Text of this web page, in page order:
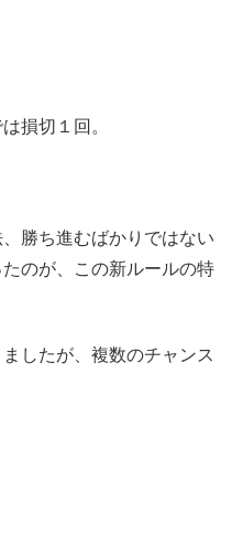
損切１回。
勝ち進むばかりではない
のが、この新ルールの特
したが、複数のチャンス